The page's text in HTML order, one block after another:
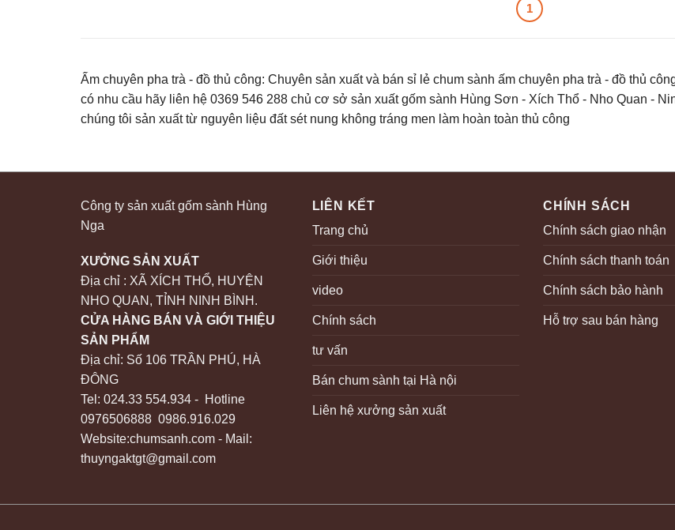
1
Ấm chuyên pha trà - đồ thủ công: Chuyên sản xuất và bán sỉ lẻ chum sành ấm chuyên pha trà - đồ thủ
có nhu cầu hãy liên hệ 0369 546 288 chủ cơ sở sản xuất gốm sành Hùng Sơn - Xích Thổ - Nho Quan -
chúng tôi sản xuất từ nguyên liệu đất sét nung không tráng men làm hoàn toàn thủ công
Công ty sản xuất gốm sành Hùng
Nga
XƯỞNG SẢN XUẤT
Địa chỉ : XÃ XÍCH THỔ, HUYỆN
NHO QUAN, TỈNH NINH BÌNH.
CỬA HÀNG BÁN VÀ GIỚI THIỆU
SẢN PHẨM
Địa chỉ: Số 106 TRẦN PHÚ, HÀ
ĐÔNG
Tel: 024.33 554.934 - Hotline
0976506888 0986.916.029
Website:chumsanh.com - Mail:
thuyngaktgt@gmail.com
LIÊN KẾT
Trang chủ
Giới thiệu
video
Chính sách
tư vấn
Bán chum sành tại Hà nội
Liên hệ xưởng sản xuất
CHÍNH SÁCH
Chính sách giao nhận
Chính sách thanh toán
Chính sách bảo hành
Hỗ trợ sau bán hàng